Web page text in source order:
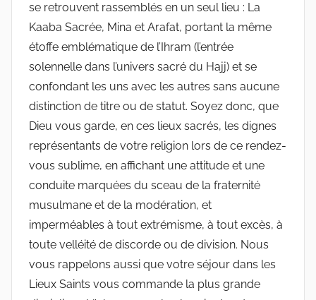
se retrouvent rassemblés en un seul lieu : La
Kaaba Sacrée, Mina et Arafat, portant la même
étoffe emblématique de l’Ihram (l’entrée
solennelle dans l’univers sacré du Hajj) et se
confondant les uns avec les autres sans aucune
distinction de titre ou de statut. Soyez donc, que
Dieu vous garde, en ces lieux sacrés, les dignes
représentants de votre religion lors de ce rendez-
vous sublime, en affichant une attitude et une
conduite marquées du sceau de la fraternité
musulmane et de la modération, et
imperméables à tout extrémisme, à tout excès, à
toute velléité de discorde ou de division. Nous
vous rappelons aussi que votre séjour dans les
Lieux Saints vous commande la plus grande